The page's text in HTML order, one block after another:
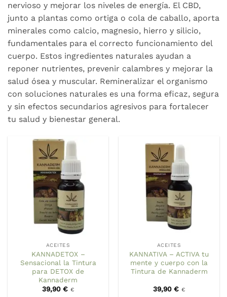
nervioso y mejorar los niveles de energía. El CBD,
junto a plantas como ortiga o cola de caballo, aporta
minerales como calcio, magnesio, hierro y silicio,
fundamentales para el correcto funcionamiento del
cuerpo. Estos ingredientes naturales ayudan a
reponer nutrientes, prevenir calambres y mejorar la
salud ósea y muscular. Remineralizar el organismo
con soluciones naturales es una forma eficaz, segura
y sin efectos secundarios agresivos para fortalecer
tu salud y bienestar general.
ACEITES
KANNADETOX –
Sensacional la Tintura
para DETOX de
Kannaderm
39,90 € €
ACEITES
KANNATIVA – ACTIVA tu
mente y cuerpo con la
Tintura de Kannaderm
39,90 € €